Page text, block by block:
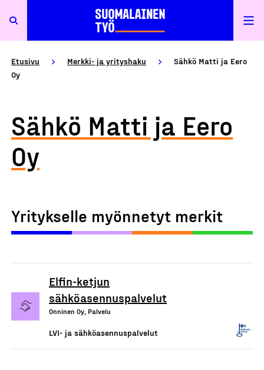
Etusivu Merkki- ja yrityshaku
Sähkö Matti ja Eero
Oy
Sähkö Matti ja Eero
Oy
Yritykselle myönnetyt merkit
Elfin-ketjun
sähköasennuspalvelut
Onninen Oy, Palvelu
LVI- ja sähköasennuspalvelut